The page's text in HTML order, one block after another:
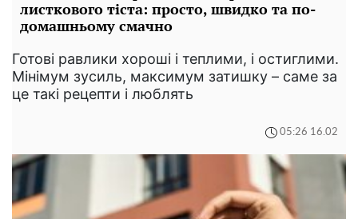
листкового тіста: просто, швидко та по-
домашньому смачно
Готові равлики хороші і теплими, і остиглими.
Мінімум зусиль, максимум затишку – саме за
це такі рецепти і люблять
05:26 16.02